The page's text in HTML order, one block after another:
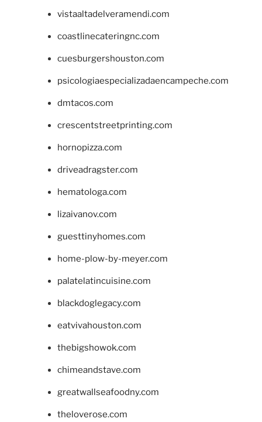
vistaaltadelveramendi.com
coastlinecateringnc.com
cuesburgershouston.com
psicologiaespecializadaencampeche.com
dmtacos.com
crescentstreetprinting.com
hornopizza.com
driveadragster.com
hematologa.com
lizaivanov.com
guesttinyhomes.com
home-plow-by-meyer.com
palatelatincuisine.com
blackdoglegacy.com
eatvivahouston.com
thebigshowok.com
chimeandstave.com
greatwallseafoodny.com
theloverose.com